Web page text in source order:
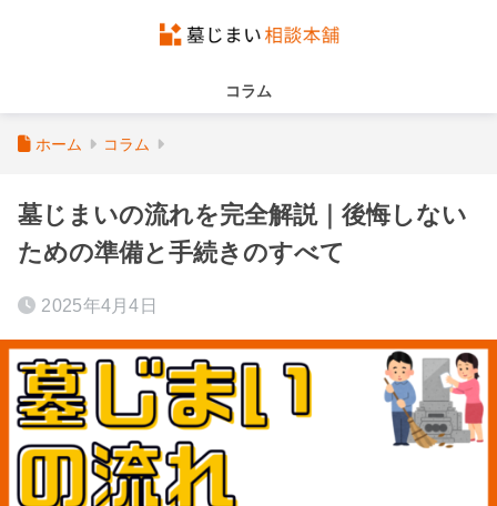
コラム
ホーム コラム
墓じまいの流れを完全解説｜後悔しない
ための準備と手続きのすべて
2025年4月4日